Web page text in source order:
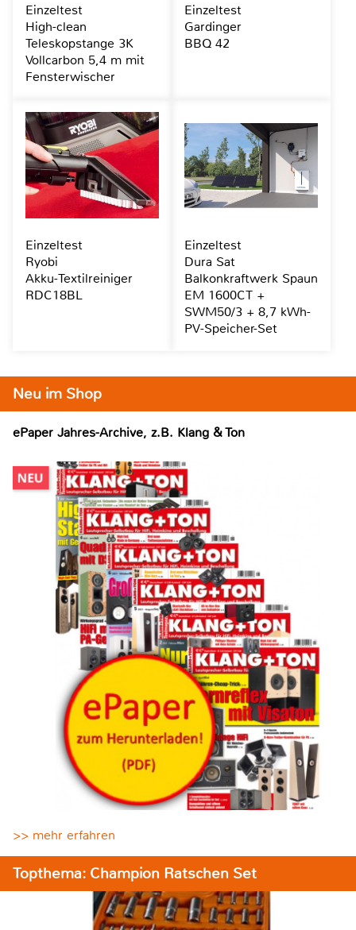
Neu im Shop
ePaper Jahres-Archive, z.B. Klang & Ton
>> mehr erfahren
Topthema: Champion Ratschen Set
Einzeltest
High-clean
Teleskopstange 3K
Vollcarbon 5,4 m mit
Fensterwischer
Einzeltest
Gardinger
BBQ 42
Einzeltest
Ryobi
Akku-Textilreiniger
RDC18BL
Einzeltest
Dura Sat
Balkonkraftwerk Spaun
EM 1600CT +
SWM50/3 + 8,7 kWh-
PV-Speicher-Set